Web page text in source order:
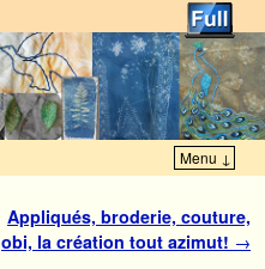
Menu ↓
Appliqués, broderie, couture,
obi, la création tout azimut! →